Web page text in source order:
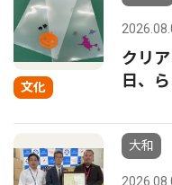
文化
クリ
日、
大和